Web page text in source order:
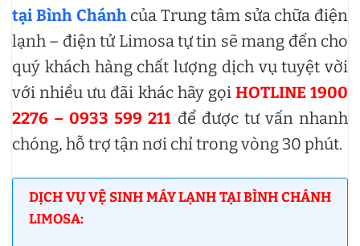
tại Bình Chánhcủa Trung tâm sửa chữa điện
lạnh – điện tử Limosa tự tin sẽ mang đến cho
quý khách hàng chất lượng dịch vụ tuyệt vời
với nhiều ưu đãi khác hãy gọi HOTLINE 1900
2276 – 0933 599 211 để được tư vấn nhanh
chóng, hỗ trợ tận nơi chỉ trong vòng 30 phút.
DỊCH VỤ VỆ SINH MÁY LẠNH TẠI BÌNH CHÁNH
LIMOSA: